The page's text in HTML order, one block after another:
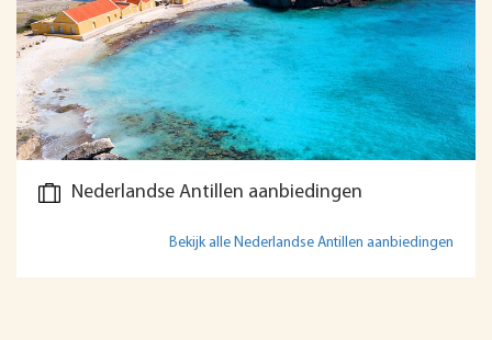
Nederlandse Antillen aanbiedingen
Bekijk alle Nederlandse Antillen aanbiedingen